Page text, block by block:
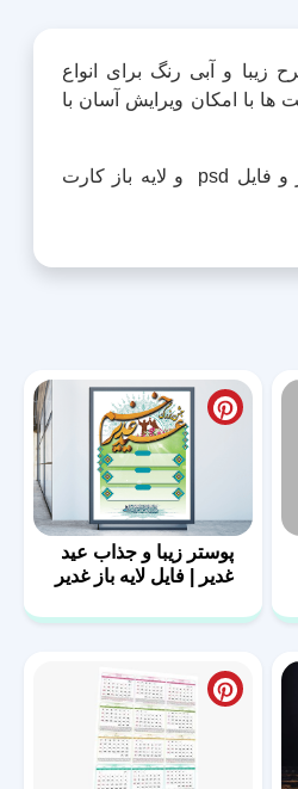
زیبا و آبی رنگ برای انواع
با امکان ویرایش آسان با
این فایل حاوی تصاویر و فایل psd و لایه باز کارت
پوستر زیبا و جذاب عید
غدیر | فایل لایه باز غدیر